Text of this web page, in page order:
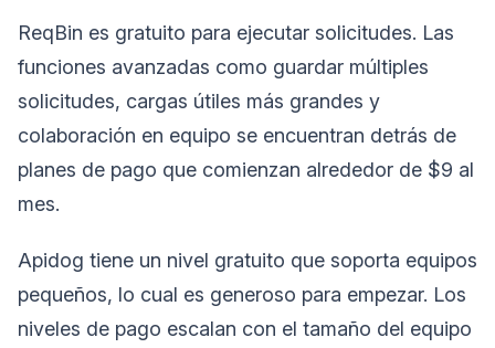
ReqBin es gratuito para ejecutar solicitudes. Las
funciones avanzadas como guardar múltiples
solicitudes, cargas útiles más grandes y
colaboración en equipo se encuentran detrás de
planes de pago que comienzan alrededor de $9 al
mes.
Apidog tiene un nivel gratuito que soporta equipos
pequeños, lo cual es generoso para empezar. Los
niveles de pago escalan con el tamaño del equipo